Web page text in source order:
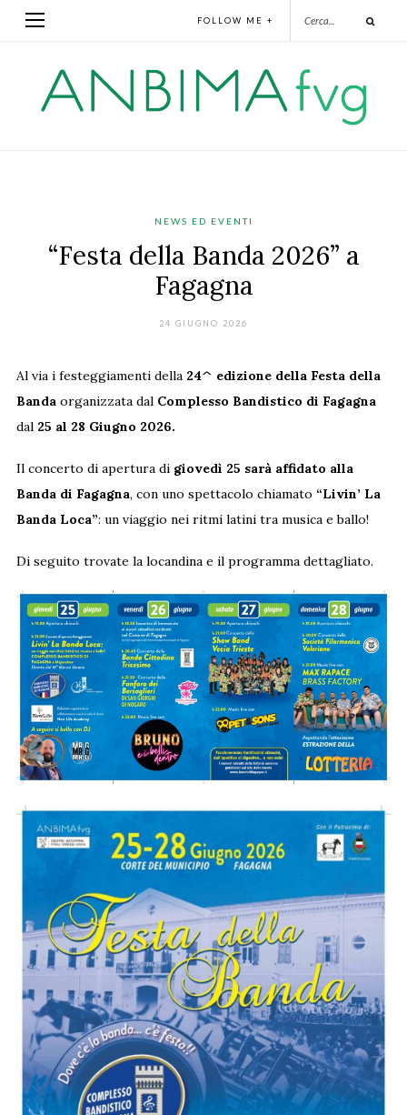
FOLLOW ME +
NEWS ED EVENTI
“Festa della Banda 2026” a
Fagagna
24 GIUGNO 2026
Al via i festeggiamenti della 24^ edizione della Festa della
Banda organizzata dal Complesso Bandistico di Fagagna
dal 25 al 28 Giugno 2026.
Il concerto di apertura di giovedì 25 sarà affidato alla
Banda di Fagagna, con uno spettacolo chiamato “Livin’ La
Banda Loca”: un viaggio nei ritmi latini tra musica e ballo!
Di seguito trovate la locandina e il programma dettagliato.